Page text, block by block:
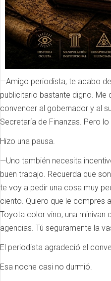
—Amigo periodista, te acabo
publicitario bastante digno. Me
convencer al gobernador y al
Secretaría de Finanzas. Pero lo
Hizo una pausa.
—Uno también necesita
buen trabajo. Recuerda que
te voy a pedir una cosa muy
ciento. Quiero que le compres
Toyota color vino, una minivan
agencias. Tú seguramente la
El periodista agradeció el
Esa noche casi no durmió.